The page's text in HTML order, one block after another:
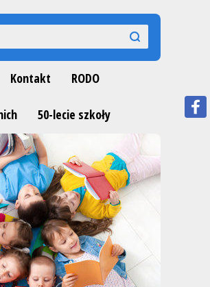
szukaj
Kontakt RODO
50-lecie szkoły
Next